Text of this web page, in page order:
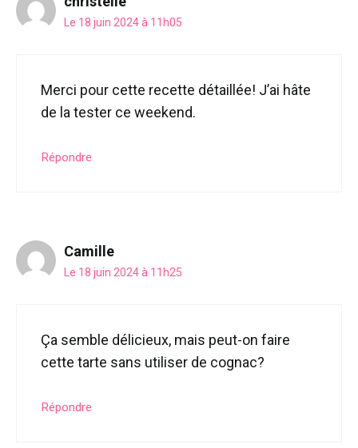
Le 18 juin 2024 à 11h05
Merci pour cette recette détaillée! J’ai hâte
de la tester ce weekend.
Répondre
Camille
Le 18 juin 2024 à 11h25
Ça semble délicieux, mais peut-on faire
cette tarte sans utiliser de cognac?
Répondre